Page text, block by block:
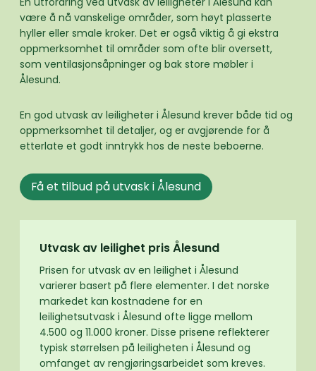
være å nå vanskelige områder, som høyt plasserte
hyller eller smale kroker. Det er også viktig å gi ekstra
oppmerksomhet til områder som ofte blir oversett,
som ventilasjonsåpninger og bak store møbler i
Ålesund.
En god utvask av leiligheter i Ålesund krever både tid og
oppmerksomhet til detaljer, og er avgjørende for å
etterlate et godt inntrykk hos de neste beboerne.
Få et tilbud på utvask i Ålesund
Utvask av leilighet pris Ålesund
Prisen for utvask av en leilighet i Ålesund
varierer basert på flere elementer. I det norske
markedet kan kostnadene for en
leilighetsutvask i Ålesund ofte ligge mellom
4.500 og 11.000 kroner. Disse prisene reflekterer
typisk størrelsen på leiligheten i Ålesund og
omfanget av rengjøringsarbeidet som kreves.